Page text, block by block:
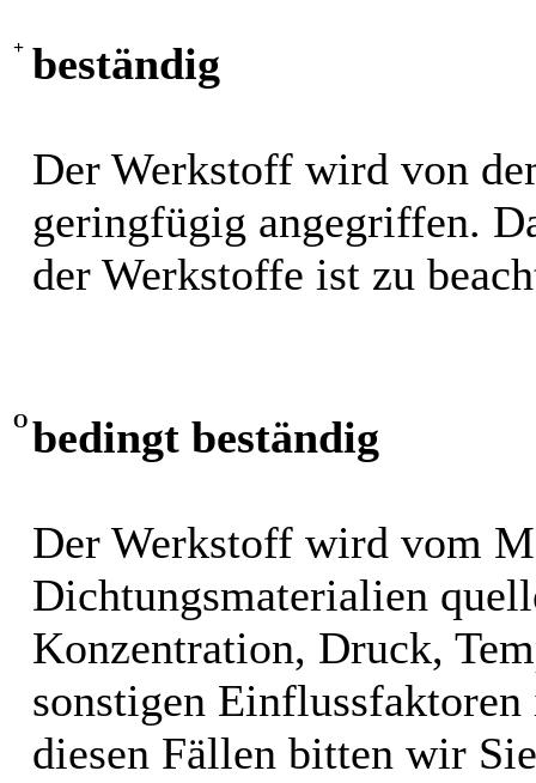
+ beständig
Der Werkstoff wird von
geringfügig angegriffen.
der Werkstoffe ist zu
O bedingt beständig
Der Werkstoff wird vom
Dichtungsmaterialien
Konzentration, Druck,
sonstigen
diesen Fällen bitten wir